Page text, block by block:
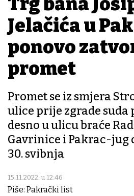
Jelačića u
ponovo
promet
Promet se iz smjera
ulice prije zgrade suda
desno u ulicu braće
Gavrinice i Pakrac-jug
30. svibnja
15.11.2022. u 12:46
Piše: Pakrački list